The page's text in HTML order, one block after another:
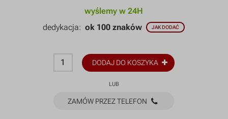
wyślemy w 24H
dedykacja:ok 100 znaków JAK DODAĆ
DODAJ DO KOSZYKA
LUB
ZAMÓW PRZEZ TELEFON